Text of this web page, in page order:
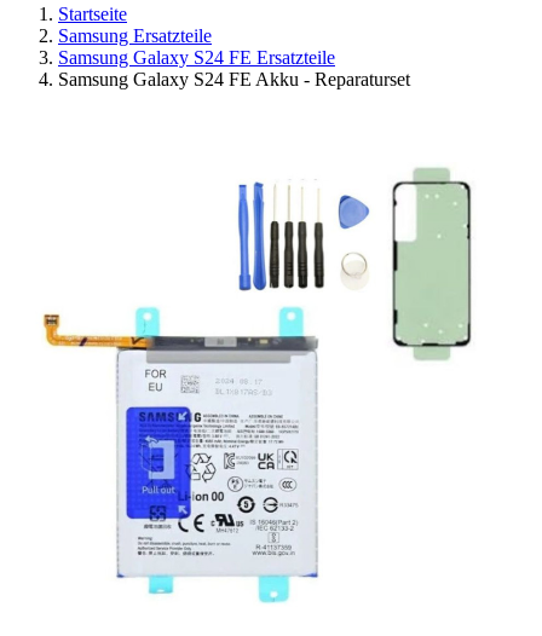
Startseite
Samsung Ersatzteile
Samsung Galaxy S24 FE Ersatzteile
Samsung Galaxy S24 FE Akku - Reparaturset